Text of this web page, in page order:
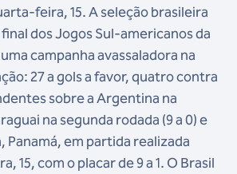
feira, 15. A seleção brasileira
dos Jogos Sul-americanos da
campanha avassaladora na
27 a gols a favor, quatro contra
sobre a Argentina na
na segunda rodada (9 a 0) e
Panamá, em partida realizada
15, com o placar de 9 a 1. O Brasil